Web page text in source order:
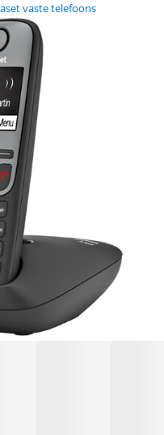
vaste telefoons